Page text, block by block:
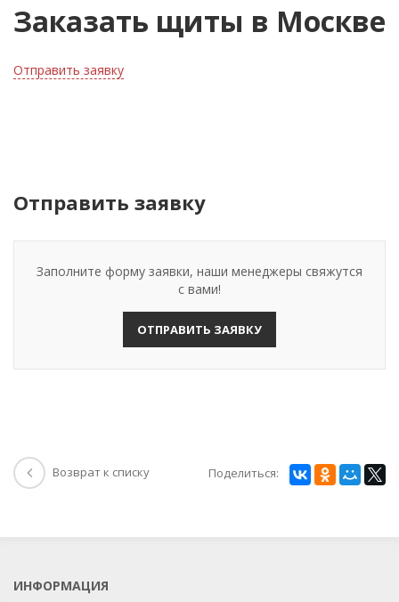
Заказать щиты в Москве
Отправить заявку
Отправить заявку
Заполните форму заявки, наши менеджеры свяжутся
с вами!
ОТПРАВИТЬ ЗАЯВКУ
Возврат к списку Поделиться:
ИНФОРМАЦИЯ